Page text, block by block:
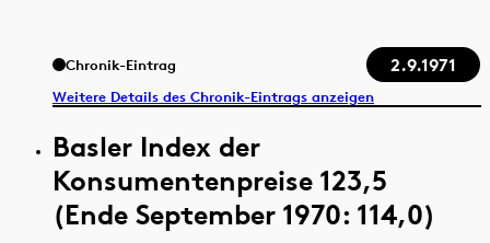
Chronik-Eintrag 2.9.1971
Weitere Details des Chronik-Eintrags anzeigen
Basler Index der
Konsumentenpreise 123,5
(Ende September 1970: 114,0)